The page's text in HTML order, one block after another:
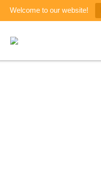
Welcome to our website!